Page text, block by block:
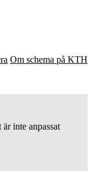
Om schema på KTH
inte anpassat